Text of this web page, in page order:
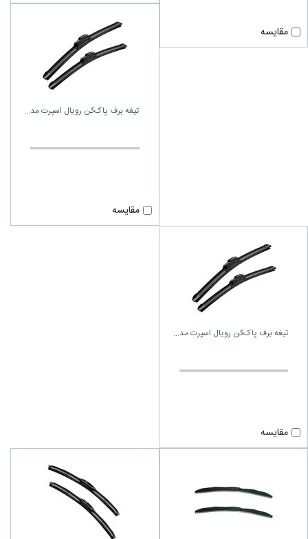
مقایسه
تیغه برف پاک‌کن رویال اسپرت مد
مقایسه
تیغه برف پاک‌کن رویال اسپرت مد
مقایسه